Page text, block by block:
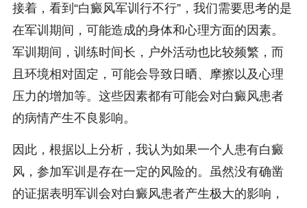
接着，看到“白癜风军训行不行”，我们需要思考的是
在军训期间，可能造成的身体和心理方面的因素。
军训期间，训练时间长，户外活动也比较频繁，而
且环境相对固定，可能会导致日晒、摩擦以及心理
压力的增加等。这些因素都有可能会对白癜风患者
的病情产生不良影响。
因此，根据以上分析，我认为如果一个人患有白癜
风，参加军训是存在一定的风险的。虽然没有确凿
的证据表明军训会对白癜风患者产生极大的影响，